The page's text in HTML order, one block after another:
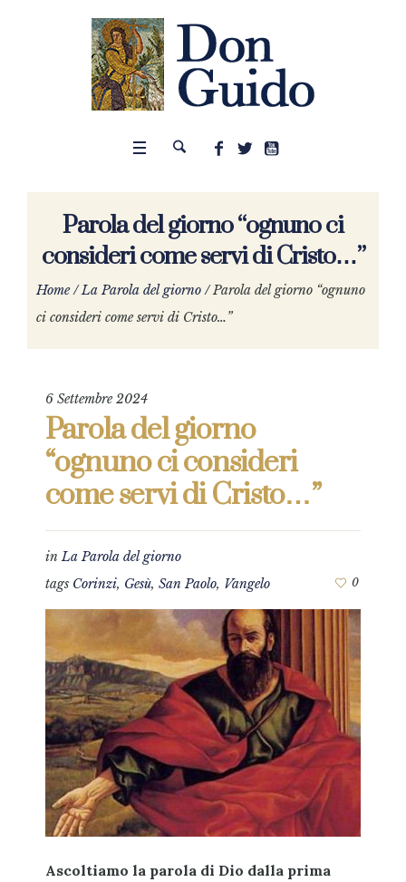
Parola del giorno “ognuno ci
consideri come servi di Cristo…”
Home /La Parola del giorno /Parola del giorno “ognuno
ci consideri come servi di Cristo…”
6 Settembre 2024
Parola del giorno
“ognuno ci consideri
come servi di Cristo…”
inLa Parola del giorno
tags Corinzi, Gesù, San Paolo, Vangelo 0
Ascoltiamo la parola di Dio dalla prima